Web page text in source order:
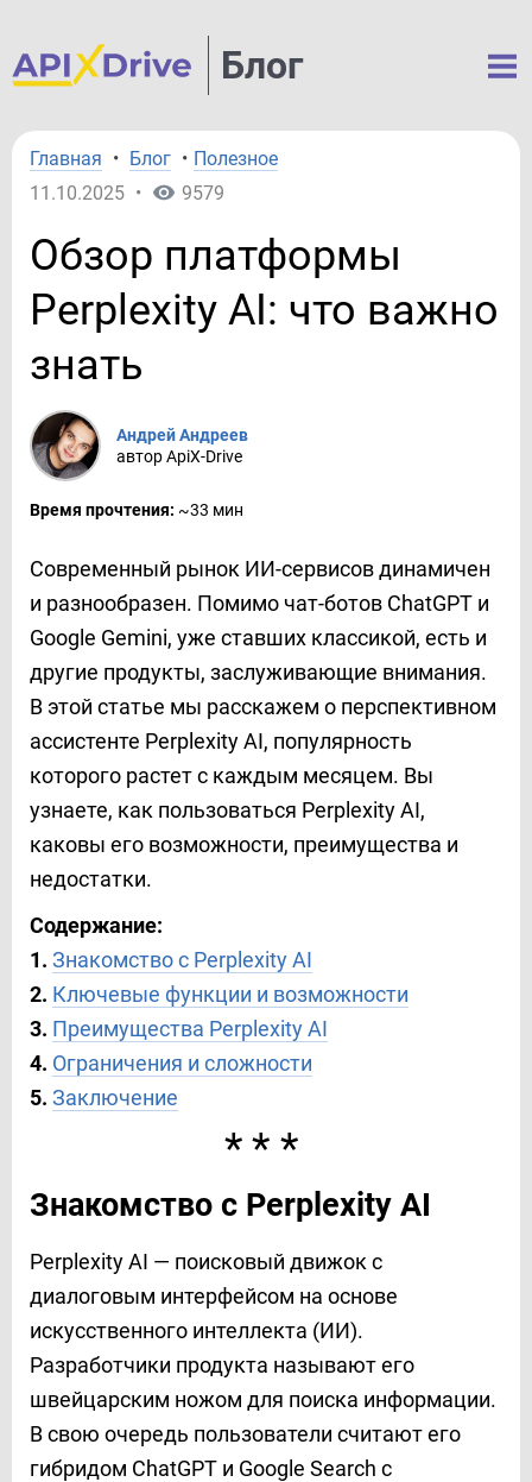
Блог
Главная • Блог • Полезное
11.10.2025 • 9579
Обзор платформы
Perplexity AI: что важно
знать
Андрей Андреев
автор ApiX-Drive
Время прочтения: ~33 мин
Современный рынок ИИ-сервисов динамичен
и разнообразен. Помимо чат-ботов ChatGPT и
Google Gemini, уже ставших классикой, есть и
другие продукты, заслуживающие внимания.
В этой статье мы расскажем о перспективном
ассистенте Perplexity AI, популярность
которого растет с каждым месяцем. Вы
узнаете, как пользоваться Perplexity AI,
каковы его возможности, преимущества и
недостатки.
Содержание:
1. Знакомство с Perplexity AI
2. Ключевые функции и возможности
3. Преимущества Perplexity AI
4. Ограничения и сложности
5. Заключение
***
Знакомство с Perplexity AI
Perplexity AI — поисковый движок с
диалоговым интерфейсом на основе
искусственного интеллекта (ИИ).
Разработчики продукта называют его
швейцарским ножом для поиска информации.
В свою очередь пользователи считают его
гибридом ChatGPT и Google Search с